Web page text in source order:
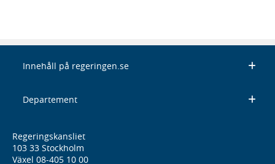
Innehåll på regeringen.se
Departement
Regeringskansliet
103 33 Stockholm
Växel 08-405 10 00